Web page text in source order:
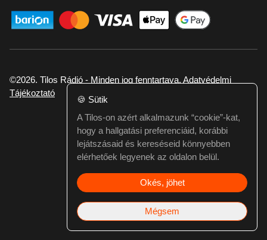
©2026. Tilos Rádió - Minden jog fenntartava. Adatvédelmi
Tájékoztató
Ha hibát találtál vagy kérdésed van itt jelezd:
webmester@tilos.hu
🍪 Sütik
A Tilos-on azért alkalmazunk “cookie”-kat,
hogy a hallgatási preferenciáid, korábbi
lejátszásaid és kereséseid könnyebben
elérhetőek legyenek az oldalon belül.
Okés, jöhet
Mégsem